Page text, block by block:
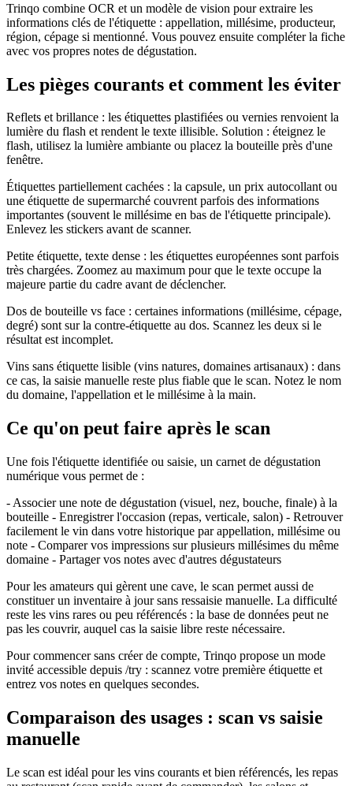
Trinqo combine OCR et un modèle de vision pour extraire les
informations clés de l'étiquette : appellation, millésime, producteur,
région, cépage si mentionné. Vous pouvez ensuite compléter la fiche
avec vos propres notes de dégustation.
Les pièges courants et comment les éviter
Reflets et brillance : les étiquettes plastifiées ou vernies renvoient la
lumière du flash et rendent le texte illisible. Solution : éteignez le
flash, utilisez la lumière ambiante ou placez la bouteille près d'une
fenêtre.
Étiquettes partiellement cachées : la capsule, un prix autocollant ou
une étiquette de supermarché couvrent parfois des informations
importantes (souvent le millésime en bas de l'étiquette principale).
Enlevez les stickers avant de scanner.
Petite étiquette, texte dense : les étiquettes européennes sont parfois
très chargées. Zoomez au maximum pour que le texte occupe la
majeure partie du cadre avant de déclencher.
Dos de bouteille vs face : certaines informations (millésime, cépage,
degré) sont sur la contre-étiquette au dos. Scannez les deux si le
résultat est incomplet.
Vins sans étiquette lisible (vins natures, domaines artisanaux) : dans
ce cas, la saisie manuelle reste plus fiable que le scan. Notez le nom
du domaine, l'appellation et le millésime à la main.
Ce qu'on peut faire après le scan
Une fois l'étiquette identifiée ou saisie, un carnet de dégustation
numérique vous permet de :
- Associer une note de dégustation (visuel, nez, bouche, finale) à la
bouteille - Enregistrer l'occasion (repas, verticale, salon) - Retrouver
facilement le vin dans votre historique par appellation, millésime ou
note - Comparer vos impressions sur plusieurs millésimes du même
domaine - Partager vos notes avec d'autres dégustateurs
Pour les amateurs qui gèrent une cave, le scan permet aussi de
constituer un inventaire à jour sans ressaisie manuelle. La difficulté
reste les vins rares ou peu référencés : la base de données peut ne
pas les couvrir, auquel cas la saisie libre reste nécessaire.
Pour commencer sans créer de compte, Trinqo propose un mode
invité accessible depuis /try : scannez votre première étiquette et
entrez vos notes en quelques secondes.
Comparaison des usages : scan vs saisie
manuelle
Le scan est idéal pour les vins courants et bien référencés, les repas